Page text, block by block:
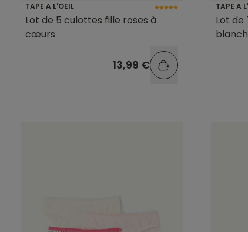
TAPE A L'OEIL
Lot de 5 culottes fille roses à
cœurs
13,99 €
TAPE A
Lot de